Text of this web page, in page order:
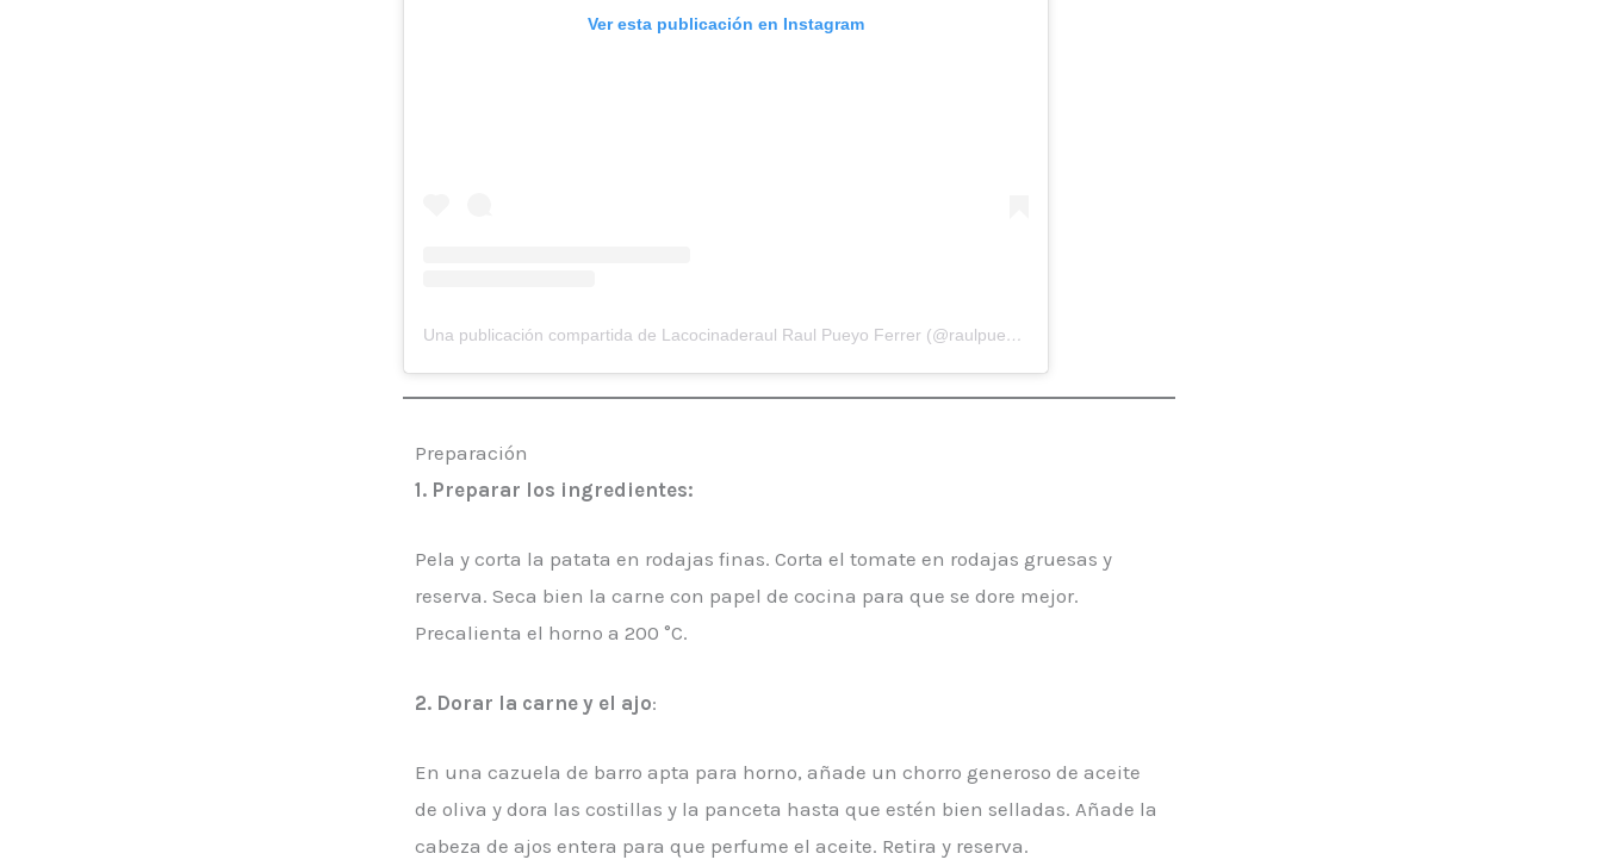
Ver esta publicación en Instagram
Una publicación compartida de Lacocinaderaul Raul Pueyo Ferrer (@raulpueyo_recipes)
Preparación
1. Preparar los ingredientes:
Pela y corta la patata en rodajas finas. Corta el tomate en rodajas gruesas y
reserva. Seca bien la carne con papel de cocina para que se dore mejor.
Precalienta el horno a 200 °C.
2. Dorar la carne y el ajo:
En una cazuela de barro apta para horno, añade un chorro generoso de aceite
de oliva y dora las costillas y la panceta hasta que estén bien selladas. Añade la
cabeza de ajos entera para que perfume el aceite. Retira y reserva.